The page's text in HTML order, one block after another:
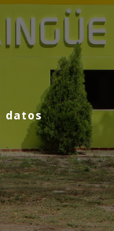
datos